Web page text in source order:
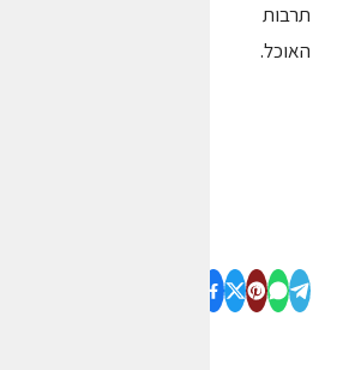
תרבות
האוכל.